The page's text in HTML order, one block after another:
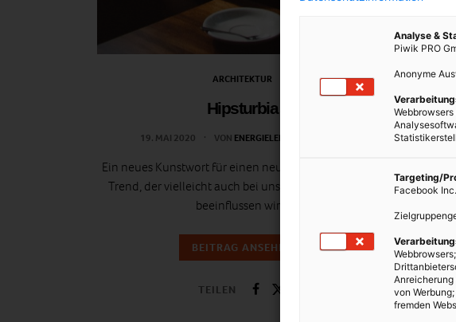
ARCHITEKTUR
Hipsturbia
19. MAI 2020 VON ENERGIELEBEN REDAKTION
Ein neues Kunstwort für einen neuen amerikanischen
Trend, der vielleicht auch bei uns die Raumplanung
beeinflussen wird.
BEITRAG ANSEHEN
TEILEN
Analyse &
Piwik PRO
Anonyme
Targeting/
Facebook
von
fremden